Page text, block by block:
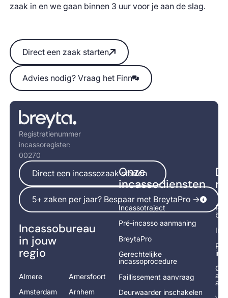
zaak in en we gaan binnen 3 uur voor je aan de slag.
Direct een zaak starten
Direct een zaak starten
Advies nodig? Vraag het Finn
Advies nodig? Vraag het Finn
Footer
Registratienummer
incassoregister:
00270
Direct een incassozaak starten
Direct een incassozaak starten
5+ zaken per jaar? Bespaar met BreytaPro ->
5+ zaken per jaar? Bespaar met BreytaPro ->
Incassobureau
in jouw
regio
Almere
Amersfoort
Amsterdam
Arnhem
Onze
incassodiensten
Incassotraject
Pré-incasso aanmaning
BreytaPro
Gerechtelijke
incassoprocedure
Faillissement aanvraag
Deurwaarder inschakelen